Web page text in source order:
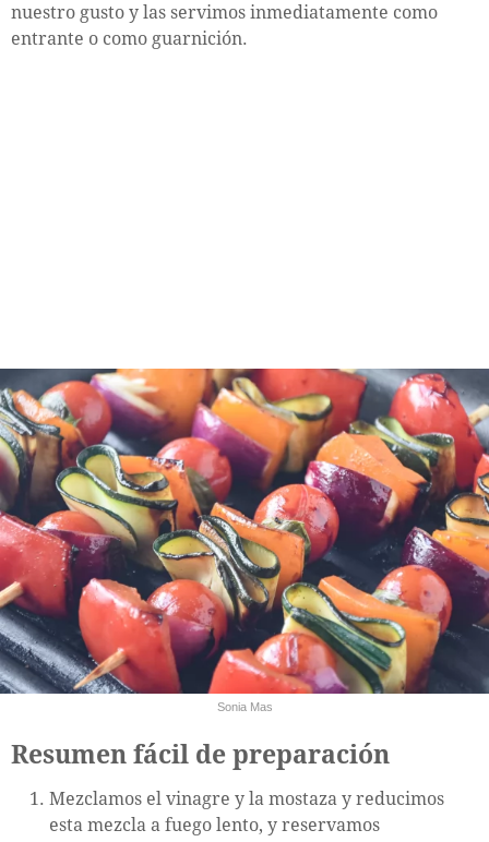
nuestro gusto y las servimos inmediatamente como
entrante o como guarnición.
Sonia Mas
Resumen fácil de preparación
Mezclamos el vinagre y la mostaza y reducimos
esta mezcla a fuego lento, y reservamos